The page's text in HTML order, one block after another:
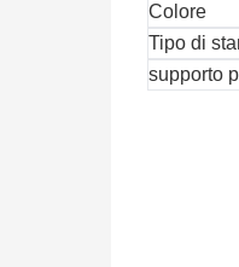
Colore
Tipo di
supporto